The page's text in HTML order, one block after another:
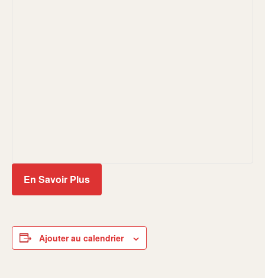
En Savoir Plus
Ajouter au calendrier